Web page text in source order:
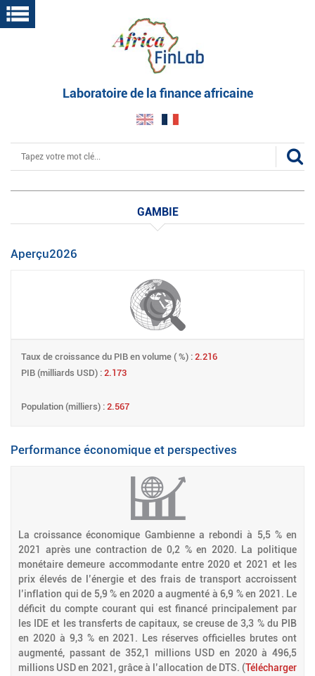
Aller
au
Laboratoire de la finance africaine
Rechercher
GAMBIE
Aperçu2026
Taux de croissance du PIB en volume ( %) : 2.216
PIB (milliards USD) : 2.173
Population (milliers) : 2.567
Performance économique et perspectives
La croissance économique Gambienne a rebondi à 5,5 % en
2021 après une contraction de 0,2 % en 2020. La politique
monétaire demeure accommodante entre 2020 et 2021 et les
prix élevés de l’énergie et des frais de transport accroissent
l’inflation qui de 5,9 % en 2020 a augmenté à 6,9 % en 2021. Le
déficit du compte courant qui est financé principalement par
les IDE et les transferts de capitaux, se creuse de 3,3 % du PIB
en 2020 à 9,3 % en 2021. Les réserves officielles brutes ont
augmenté, passant de 352,1 millions USD en 2020 à 496,5
millions USD en 2021, grâce à l’allocation de DTS. (Télécharger